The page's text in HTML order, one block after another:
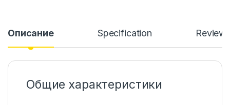
Описание Specification
Общие характеристики